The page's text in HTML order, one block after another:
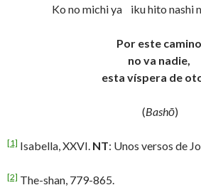
Ko no michi ya iku hito nashi
Por este camino
no va nadie,
esta víspera de
(Bashō)
[1] Isabella, XXVI. NT: Unos versos de
[2] The-shan, 779-865.